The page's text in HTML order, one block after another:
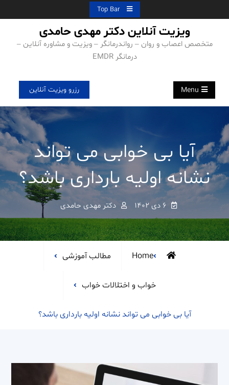
to
Top Bar
ویزیت آنلاین دکتر مهدی حامدی
متخصص اعصاب و روان – رواندرمانگر – ویزیت و مشاوره آنلاین –
درمانگر EMDR
Menu رزرو ویزیت آنلاین
آیا بی خوابی می تواند
نشانه اولیه بارداری باشد؟
۶ دی ۱۴۰۲ دکتر مهدی حامدی
Home مطالب آموزشی
خواب و اختلالات خواب
آیا بی خوابی می تواند نشانه اولیه بارداری باشد؟